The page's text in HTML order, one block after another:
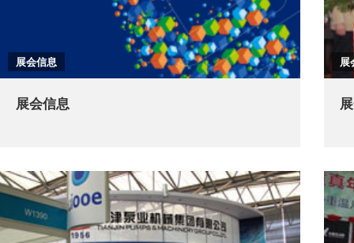
展会信息
展会信息
展